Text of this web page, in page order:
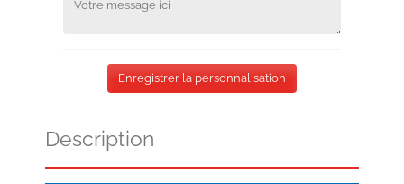
Enregistrer la personnalisation
Description